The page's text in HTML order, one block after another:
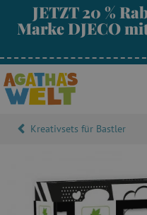
JETZT 20 %
Marke DJECO
Kreativsets für Bastler